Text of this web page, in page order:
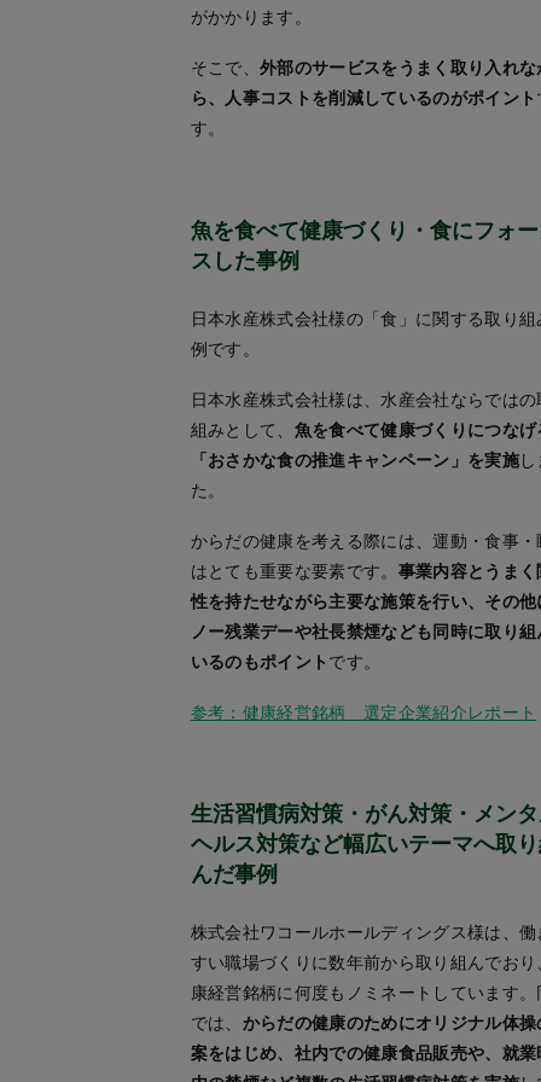
がかかります。
そこで、 外部のサービスをうまく取り入れな
ら、人事コストを削減しているのがポイント
す。
魚を食べて健康づくり・食にフォ
スした事例
日本水産株式会社様の「食」に関する取り組
例です。
日本水産株式会社様は、水産会社ならではの
組みとして、 魚を食べて健康づくりにつなげ
「おさかな食の推進キャンペーン」を実施し
た。
からだの健康を考える際には、運動・食事・
はとても重要な要素です。 事業内容とうまく
性を持たせながら主要な施策を行い、その他
ノー残業デーや社長禁煙なども同時に取り組
いるのもポイント です。
参考：健康経営銘柄 選定企業紹介レポート
生活習慣病対策・がん対策・メン
ヘルス対策など幅広いテーマへ取
んだ事例
株式会社ワコールホールディングス様は、働
すい職場づくりに数年前から取り組んでおり
康経営銘柄に何度もノミネートしています。
では、 からだの健康のためにオリジナル体操
案をはじめ、社内での健康食品販売や、就業